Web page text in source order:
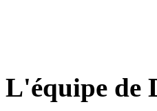
L'équipe de